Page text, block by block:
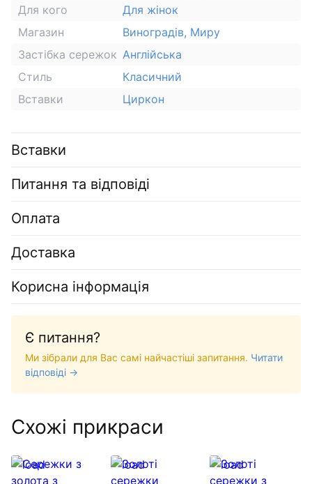
Для кого
Для жінок
Магазин
Виноградів, Миру
Застібка сережок Англійська
Стиль
Класичний
Вставки
Циркон
Вставки
Питання та відповіді
Оплата
Доставка
Корисна інформація
Є питання?
Ми зібрали для Вас самі найчастіші запитання. Читати
відповіді →
Схожі прикраси